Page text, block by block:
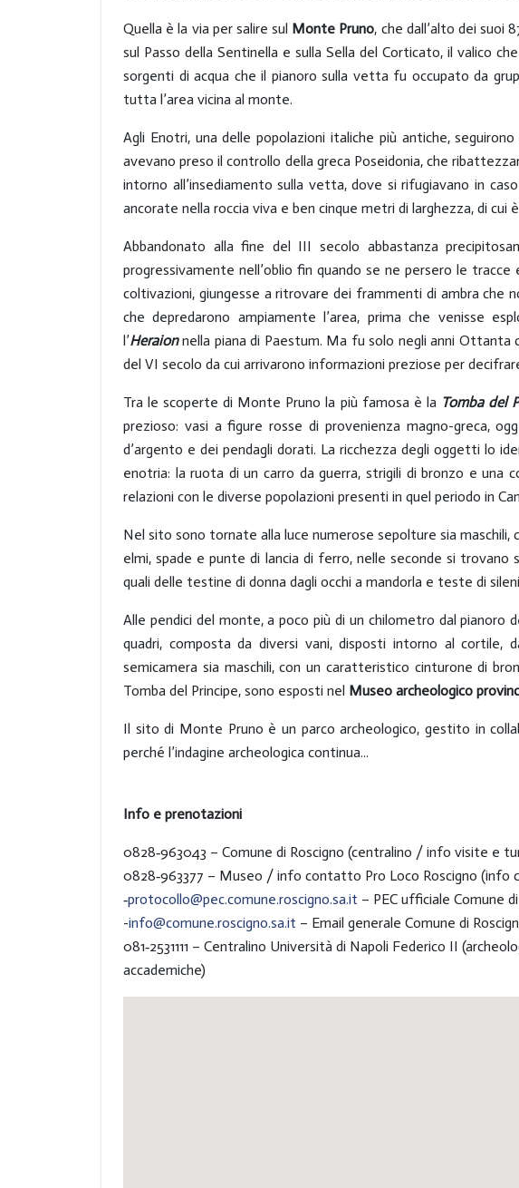
Quella è la via per salire sul Monte Pruno, che dall’alto dei suoi
sul Passo della Sentinella e sulla Sella del Corticato, il valico
sorgenti di acqua che il pianoro sulla vetta fu occupato da
tutta l’area vicina al monte.
Agli Enotri, una delle popolazioni italiche più antiche,
avevano preso il controllo della greca Poseidonia, che
intorno all’insediamento sulla vetta, dove si rifugiavano in
ancorate nella roccia viva e ben cinque metri di larghezza, di
Abbandonato alla fine del III secolo abbastanza
progressivamente nell’oblio fin quando se ne persero le
coltivazioni, giungesse a ritrovare dei frammenti di ambra che
che depredarono ampiamente l’area, prima che venisse
l’Heraionnella piana di Paestum. Ma fu solo negli anni Ottanta
del VI secolo da cui arrivarono informazioni preziose per
Tra le scoperte di Monte Pruno la più famosa è la Tomba del
prezioso: vasi a figure rosse di provenienza magno-greca,
d’argento e dei pendagli dorati. La ricchezza degli oggetti lo
enotria: la ruota di un carro da guerra, strigili di bronzo e una
relazioni con le diverse popolazioni presenti in quel periodo in
Nel sito sono tornate alla luce numerose sepolture sia maschili,
elmi, spade e punte di lancia di ferro, nelle seconde si
quali delle testine di donna dagli occhi a mandorla e teste di
Alle pendici del monte, a poco più di un chilometro dal pianoro
quadri, composta da diversi vani, disposti intorno al
semicamera sia maschili, con un caratteristico cinturone di
Tomba del Principe, sono esposti nel Museo archeologico
Il sito di Monte Pruno è un parco archeologico, gestito in
perché l’indagine archeologica continua...
Info e prenotazioni
0828‑963043 – Comune di Roscigno (centralino / info visite e
0828‑963377 – Museo / info contatto Pro Loco Roscigno (info
‑protocollo@pec.comune.roscigno.sa.it – PEC ufficiale Comune
-info@comune.roscigno.sa.it – Email generale Comune di
081‑2531111 – Centralino Università di Napoli Federico II
accademiche)